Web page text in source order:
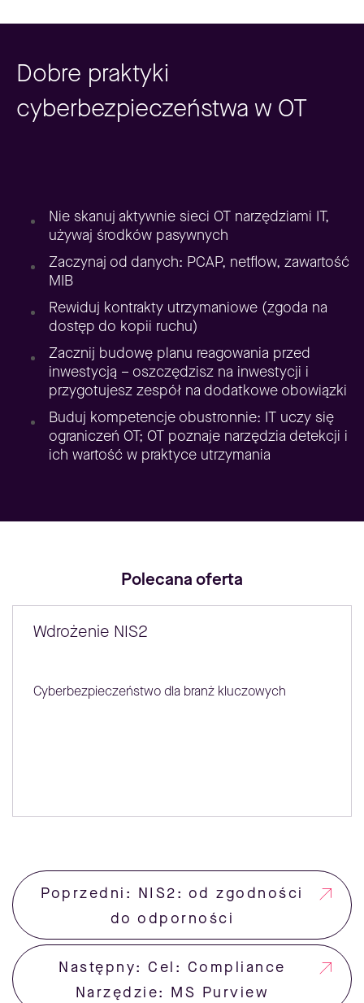
Dobre praktyki
cyberbezpieczeństwa w OT
Nie skanuj aktywnie sieci OT narzędziami IT,
używaj środków pasywnych
Zaczynaj od danych: PCAP, netflow, zawartość
MIB
Rewiduj kontrakty utrzymaniowe (zgoda na
dostęp do kopii ruchu)
Zacznij budowę planu reagowania przed
inwestycją – oszczędzisz na inwestycji i
przygotujesz zespół na dodatkowe obowiązki
Buduj kompetencje obustronnie: IT uczy się
ograniczeń OT; OT poznaje narzędzia detekcji i
ich wartość w praktyce utrzymania
Polecana oferta
Wdrożenie NIS2
Cyberbezpieczeństwo dla branż kluczowych
Poprzedni: NIS2: od zgodności
do odporności
Następny: Cel: Compliance
Narzędzie: MS Purview